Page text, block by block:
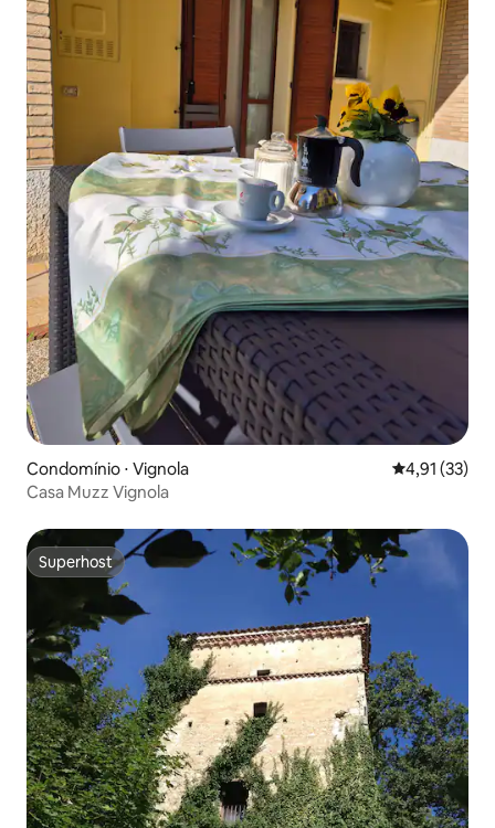
Condomínio ⋅ Vignola 4,91 de uma
4,91 (33)
Casa Muzz Vignola
Superhost
Superhost